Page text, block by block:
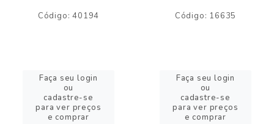
Código: 40194
Faça seu login
ou
cadastre-se
para ver preços
e comprar
Código: 16635
Faça seu login
ou
cadastre-se
para ver preços
e comprar